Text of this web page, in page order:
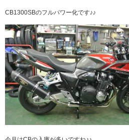
CB1300SBのフルパワー化です♪♪